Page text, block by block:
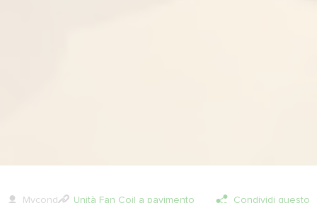
Mycond Unità Fan Coil a pavimento Condividi questo